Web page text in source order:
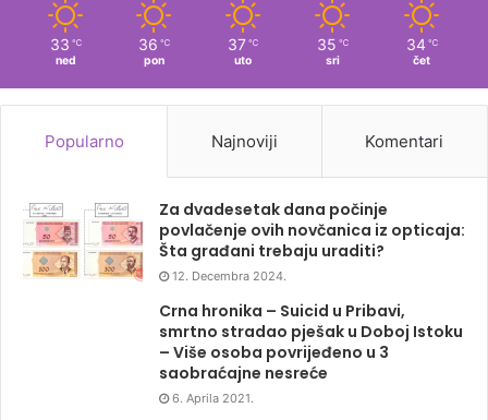
33 ℃
ned
36 ℃
pon
37 ℃
uto
35 ℃
sri
34 ℃
čet
Popularno Najnoviji Komentari
Za dvadesetak dana počinje
povlačenje ovih novčanica iz opticaja:
Šta građani trebaju uraditi?
12. Decembra 2024.
Crna hronika – Suicid u Pribavi,
smrtno stradao pješak u Doboj Istoku
– Više osoba povrijeđeno u 3
saobraćajne nesreće
6. Aprila 2021.